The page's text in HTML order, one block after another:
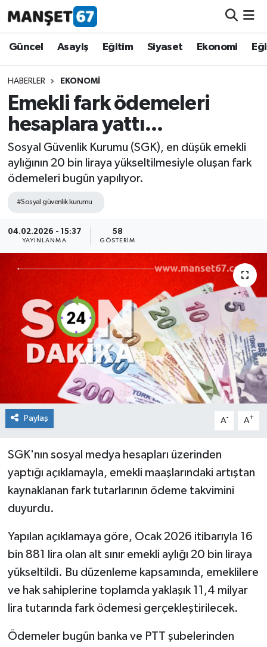
Güncel Asayiş Eğitim Siyaset Ekonomi
HABERLER EKONOMI
Emekli fark ödemeleri
hesaplara yattı...
Sosyal Güvenlik Kurumu (SGK), en düşük emekli
aylığının 20 bin liraya yükseltilmesiyle oluşan fark
ödemeleri bugün yapılıyor.
#Sosyal güvenlik kurumu
04.02.2026 - 15:37
YAYINLANMA
58
GÖSTERIM
Paylaş A- A+
SGK'nın sosyal medya hesapları üzerinden
yaptığı açıklamayla, emekli maaşlarındaki artıştan
kaynaklanan fark tutarlarının ödeme takvimini
duyurdu.
Yapılan açıklamaya göre, Ocak 2026 itibarıyla 16
bin 881 lira olan alt sınır emekli aylığı 20 bin liraya
yükseltildi. Bu düzenleme kapsamında, emeklilere
ve hak sahiplerine toplamda yaklaşık 11,4 milyar
lira tutarında fark ödemesi gerçekleştirilecek.
Ödemeler bugün banka ve PTT şubelerinden
Güncel
Asayiş
Siyaset
Spor
Eğitim
Ekonomi
Kültür-Sanat
Mizah
Röportaj
Teknoloji